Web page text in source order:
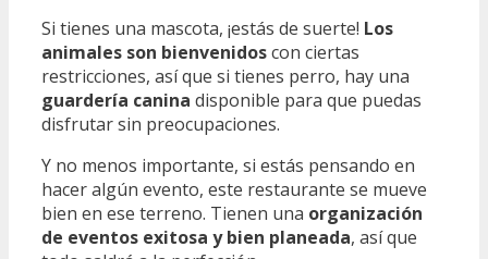
Si tienes una mascota, ¡estás de suerte! Los
animales son bienvenidoscon ciertas
restricciones, así que si tienes perro, hay una
guardería canina disponible para que puedas
disfrutar sin preocupaciones.
Y no menos importante, si estás pensando en
hacer algún evento, este restaurante se mueve
bien en ese terreno. Tienen una organización
de eventos exitosa y bien planeada, así que